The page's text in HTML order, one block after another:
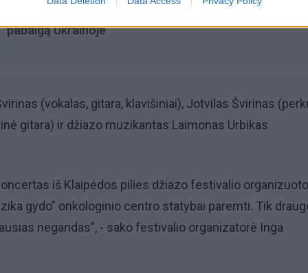
pabaigą Ukrainoje
(vokalas, gitara, klavišiniai), Jotvilas Švirinas
gitara) ir džiazo muzikantas Laimonas Urbikas
iš Klaipėdos pilies džiazo festivalio organizuoto
gydo" onkologinio centro statybai paremti. Tik
negandas", - sako festivalio organizatorė Inga